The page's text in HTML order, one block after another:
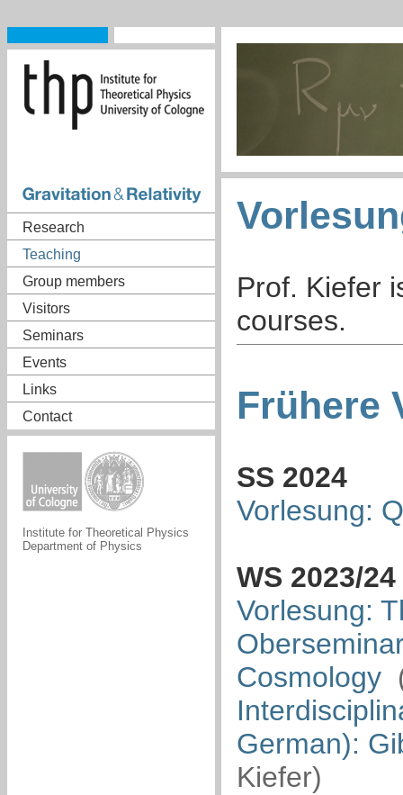
Research
Teaching
Group members
Visitors
Seminars
Events
Links
Contact
Institute for Theoretical Physics
Department of Physics
Prof. Kiefer
courses.
Frühere
SS 2024
Vorlesung:
WS 2023/24
Vorlesung:
Cosmology
German):
Kiefer)